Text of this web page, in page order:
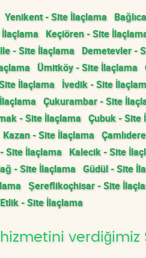
Yenikent - Site İlaçlama
Keçiören - Site
- Site İlaçlama Demetevler -
Ümitköy - Site İlaçlama
İlaçlama İvedik - Site
Çukurambar - Site
- Site İlaçlama Çubuk - Site
Kazan - Site İlaçlama
Site İlaçlama Kalecik - Site
- Site İlaçlama Güdül - Site
Şereflikoçhisar - Site
Etlik - Site İlaçlama
verdiğimiz